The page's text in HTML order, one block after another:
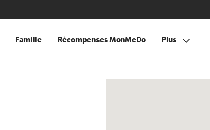
Famille Récompenses MonMcDo Plus